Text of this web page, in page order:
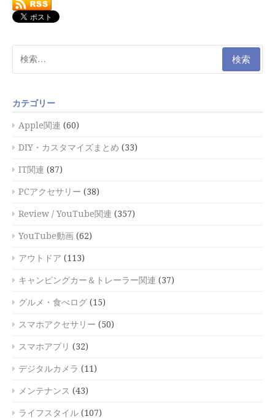
索:
カテゴリー
Apple関連 (60)
DIY・カスタマイズまとめ (33)
IT関連 (87)
PCアクセサリー (38)
Review / YouTube関連 (357)
YouTube動画 (62)
アウトドア (113)
キャンピングカー＆トレーラー関連 (37)
グルメ・食べログ (15)
スマホアクセサリー (50)
スマホアプリ (32)
デジタルカメラ (11)
メンテナンス (43)
ライフスタイル (107)